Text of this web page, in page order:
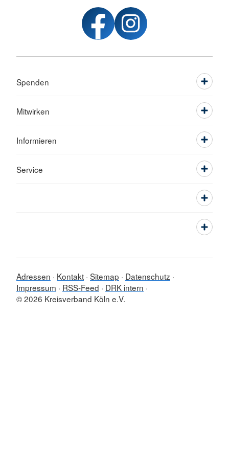
Spenden
Mitwirken
Informieren
Service
Adressen Kontakt Sitemap
Datenschutz
Impressum
RSS-Feed
DRK intern
© 2026 Kreisverband Köln e.V.